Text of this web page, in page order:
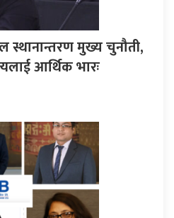
स्थानान्तरण मुख्य चुनौती,
आर्थिक भारः